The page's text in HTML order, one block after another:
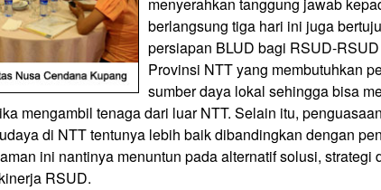
menyerahkan tanggung jawab
berlangsung tiga hari ini juga
persiapan BLUD bagi RSUD-
Provinsi NTT yang membutuhkan
sumber daya lokal sehingga bisa
mengambil tenaga dari luar NTT. Selain itu,
di NTT tentunya lebih baik dibandingkan dengan
ini nantinya menuntun pada alternatif solusi, strategi
RSUD.